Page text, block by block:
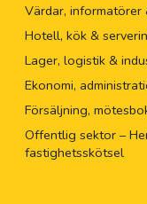
Värdar, informatörer
Hotell, kök &
Lager, logistik &
Ekonomi,
Försäljning,
Offentlig sektor –
fastighetsskötsel